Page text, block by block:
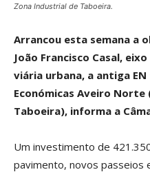
Zona Industrial de Taboeira.
Arrancou esta semana a
João Francisco Casal,
viária urbana, a antiga
Económicas Aveiro
Taboeira), informa a
Um investimento de
pavimento, novos passeios